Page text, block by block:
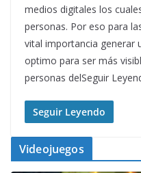
medios digitales los
personas. Por eso para
vital importancia generar
optimo para ser más
personas delSeguir
Seguir Leyendo
Videojuegos